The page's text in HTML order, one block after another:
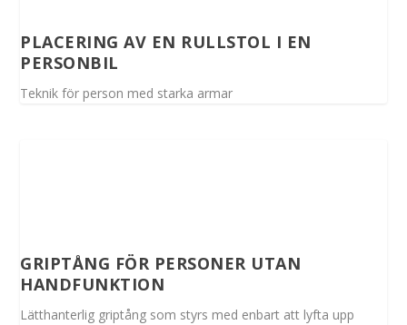
PLACERING AV EN RULLSTOL I EN
PERSONBIL
Teknik för person med starka armar
GRIPTÅNG FÖR PERSONER UTAN
HANDFUNKTION
Lätthanterlig griptång som styrs med enbart att lyfta upp